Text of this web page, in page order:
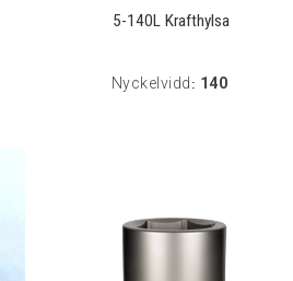
5-140L Krafthylsa
Nyckelvidd : 140